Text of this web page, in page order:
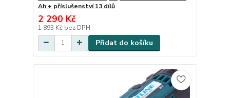
Ah + příslušenství 13 dílů
2 290 Kč
1 893 Kč bez DPH
Přidat do košíku